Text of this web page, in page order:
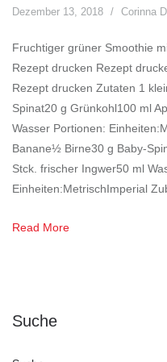
Dezember 13, 2018 Corinna
Fruchtiger grüner Smoothie
Rezept drucken Rezept
Rezept drucken Zutaten 1
Spinat20 g Grünkohl100 ml
Wasser Portionen:
Banane½ Birne30 g Baby-
Stck. frischer Ingwer50 ml
Einheiten:MetrischImperial
Read More
Suche